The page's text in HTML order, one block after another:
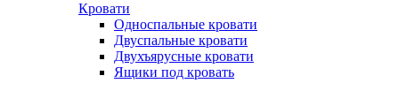
Кровати
Односпальные кровати
Двуспальные кровати
Двухъярусные кровати
Ящики под кровать